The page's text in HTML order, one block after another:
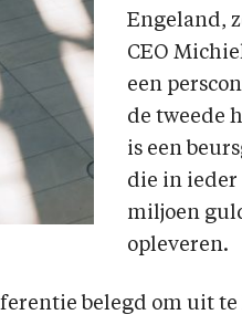
Engeland,
CEO
een
de tweede
is een
die in ieder
miljoen
opleveren.
belegd om uit te